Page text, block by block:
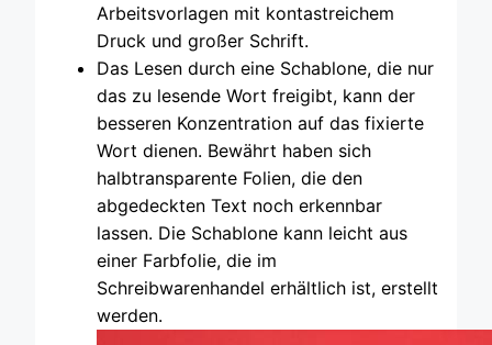
Arbeitsvorlagen mit kontastreichem
Druck und großer Schrift.
Das Lesen durch eine Schablone, die nur
das zu lesende Wort freigibt, kann der
besseren Konzentration auf das fixierte
Wort dienen. Bewährt haben sich
halbtransparente Folien, die den
abgedeckten Text noch erkennbar
lassen. Die Schablone kann leicht aus
einer Farbfolie, die im
Schreibwarenhandel erhältlich ist, erstellt
werden.